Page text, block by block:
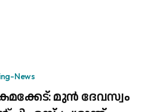
News
മുൻ ദേവസ്വം